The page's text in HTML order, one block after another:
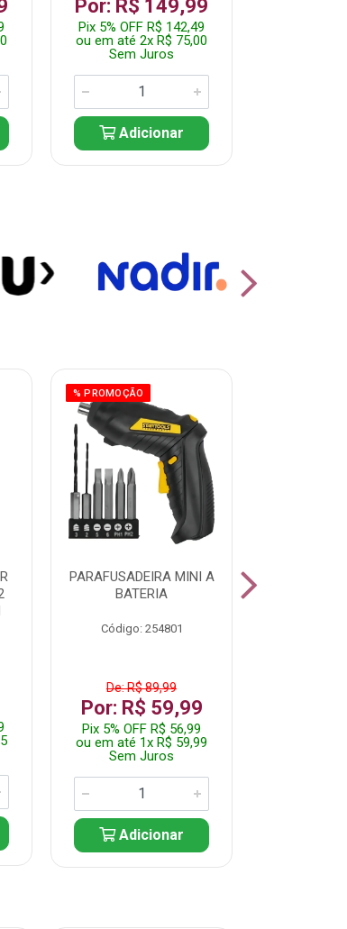
Por: R$ 149,99
Pix 5% OFF R$ 142,49
ou em até 2x R$ 75,00
Sem Juros
Adicionar
% PROMOÇÃO
PARAFUSADEIRA MINI A
BATERIA
Código: 254801
De: R$ 89,99
Por: R$ 59,99
Pix 5% OFF R$ 56,99
ou em até 1x R$ 59,99
Sem Juros
Adicionar